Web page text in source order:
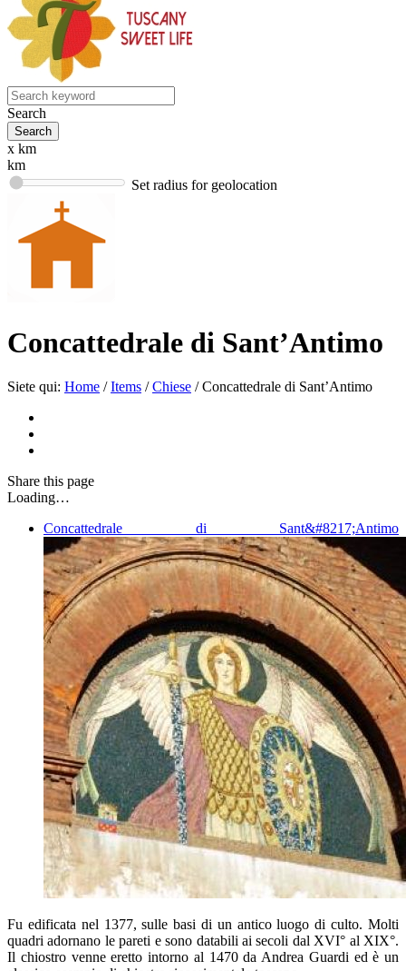
Search
x km
km
Set radius for geolocation
Concattedrale di Sant’Antimo
Siete qui: Home / Items / Chiese / Concattedrale di Sant’Antimo
Share this page
Loading…
Concattedrale di Sant&#8217;Antimo
Fu edificata nel 1377, sulle basi di un antico luogo di culto. Molti
quadri adornano le pareti e sono databili ai secoli dal XVI° al XIX°.
Il chiostro venne eretto intorno al 1470 da Andrea Guardi ed è un